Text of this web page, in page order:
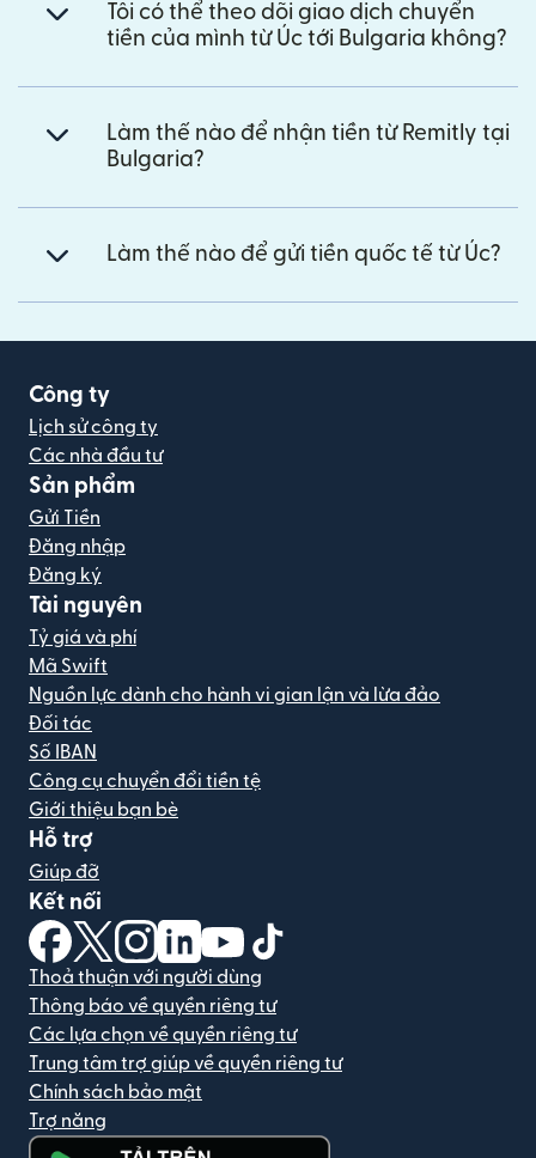
Tôi có thể theo dõi giao dịch chuyển
tiền của mình từ Úc tới Bulgaria không?
Làm thế nào để nhận tiền từ Remitly tại
Bulgaria?
Làm thế nào để gửi tiền quốc tế từ Úc?
Công ty
Lịch sử công ty
Các nhà đầu tư
Sản phẩm
Gửi Tiền
Đăng nhập
Đăng ký
Tài nguyên
Tỷ giá và phí
Mã Swift
Nguồn lực dành cho hành vi gian lận và lừa đảo
Đối tác
Số IBAN
Công cụ chuyển đổi tiền tệ
Giới thiệu bạn bè
Hỗ trợ
Giúp đỡ
Kết nối
(mở trong cửa sổ mới)
(mở trong cửa sổ mới)
(mở trong cửa sổ mới)
(mở trong cửa sổ mới)
(mở trong cửa sổ mới)
Thoả thuận với người dùng
Thông báo về quyền riêng tư
Các lựa chọn về quyền riêng tư
Trung tâm trợ giúp về quyền riêng tư
Chính sách bảo mật
Trợ năng